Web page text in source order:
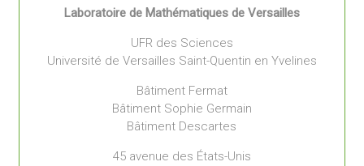
Laboratoire de Mathématiques de Versailles
UFR des Sciences
Université de Versailles Saint-Quentin en Yvelines
Bâtiment Fermat
Bâtiment Sophie Germain
Bâtiment Descartes
45 avenue des États-Unis